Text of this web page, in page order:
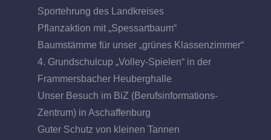
Sportehrung des Landkreises
Pflanzaktion mit „Spessartbaum“
Baumstämme für unser „grünes Klassenzimmer“
4. Grundschulcup „Volley-Spielen“ in der
Frammersbacher Heuberghalle
Unser Besuch im BiZ (Berufsinformations-
Zentrum) in Aschaffenburg
Guter Schutz von kleinen Tannen